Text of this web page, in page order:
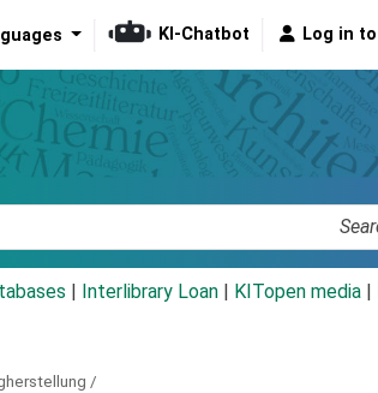
KI-Chatbot Log in
Interlibrary Loan KITopen media
/